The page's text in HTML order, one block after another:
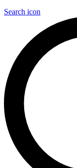
Search icon